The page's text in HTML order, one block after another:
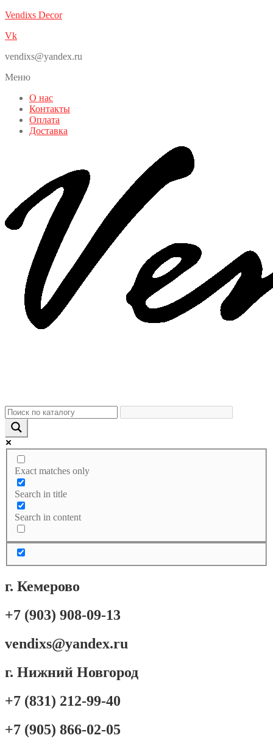
Vendixs Decor
Vk
vendixs@yandex.ru
Меню
О нас
Контакты
Оплата
Доставка
Exact matches only
Search in title
Search in content
г. Кемерово
+7 (903) 908-09-13
vendixs@yandex.ru
г. Нижний Новгород
+7 (831) 212-99-40
+7 (905) 866-02-05